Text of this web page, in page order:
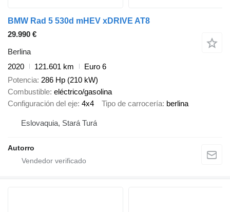
BMW Rad 5 530d mHEV xDRIVE AT8
29.990 €
Berlina
2020
121.601 km
Euro 6
Potencia 286 Hp (210 kW)
Combustible eléctrico/gasolina
Configuración del eje 4x4 Tipo de carrocería berlina
Eslovaquia, Stará Turá
Autorro